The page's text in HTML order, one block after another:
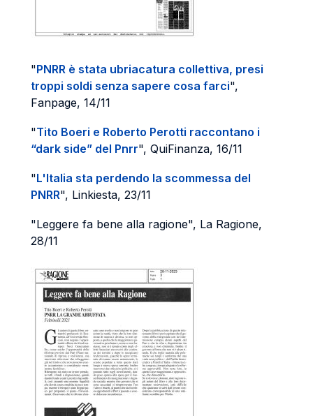
"PNRR è stata ubriacatura collettiva, presi
troppi soldi senza sapere cosa farci",
Fanpage, 14/11
"Tito Boeri e Roberto Perotti raccontano i
“dark side” del Pnrr", QuiFinanza, 16/11
"L'Italia sta perdendo la scommessa del
PNRR", Linkiesta, 23/11
"Leggere fa bene alla ragione", La Ragione,
28/11